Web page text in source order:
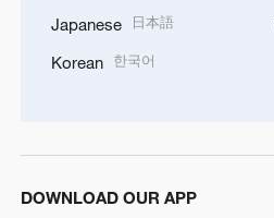
Japanese 日本語
Korean 한국어
DOWNLOAD OUR APP